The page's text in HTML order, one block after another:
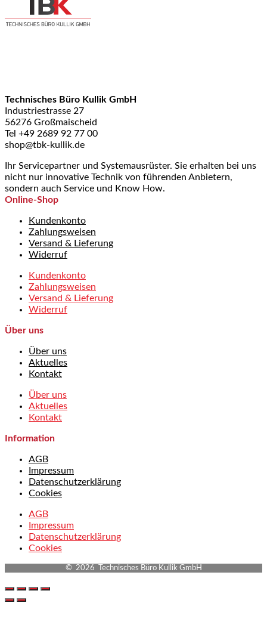
Technisches Büro Kullik GmbH
Industriestrasse 27
56276 Großmaischeid
Tel +49 2689 92 77 00
shop@tbk-kullik.de
Ihr Servicepartner und Systemausrüster. Sie erhalten bei uns
nicht nur innovative Technik von führenden Anbietern,
sondern auch Service und Know How.
Online-Shop
Kundenkonto
Zahlungsweisen
Versand & Lieferung
Widerruf
Kundenkonto
Zahlungsweisen
Versand & Lieferung
Widerruf
Über uns
Über uns
Aktuelles
Kontakt
Über uns
Aktuelles
Kontakt
Information
AGB
Impressum
Datenschutzerklärung
Cookies
AGB
Impressum
Datenschutzerklärung
Cookies
© 2026 Technisches Büro Kullik GmbH